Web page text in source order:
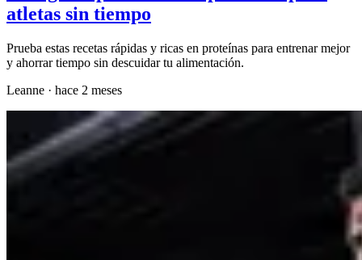
atletas sin tiempo
Prueba estas recetas rápidas y ricas en proteínas para entrenar mejor
y ahorrar tiempo sin descuidar tu alimentación.
Leanne · hace 2 meses